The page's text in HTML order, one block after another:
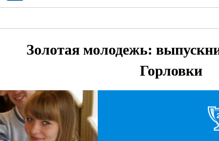
Золотая молодежь:
Горловки